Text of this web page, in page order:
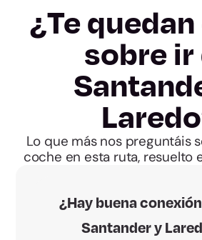
¿Te
sobre ir
Lo que más nos preguntáis
coche en esta ruta, resuelto
¿Hay buena
Santander y